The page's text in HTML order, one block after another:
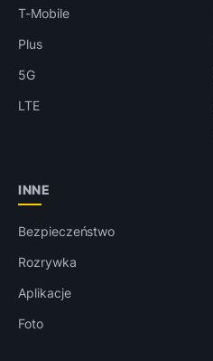
T-Mobile
Plus
5G
LTE
INNE
Bezpieczeństwo
Rozrywka
Aplikacje
Foto